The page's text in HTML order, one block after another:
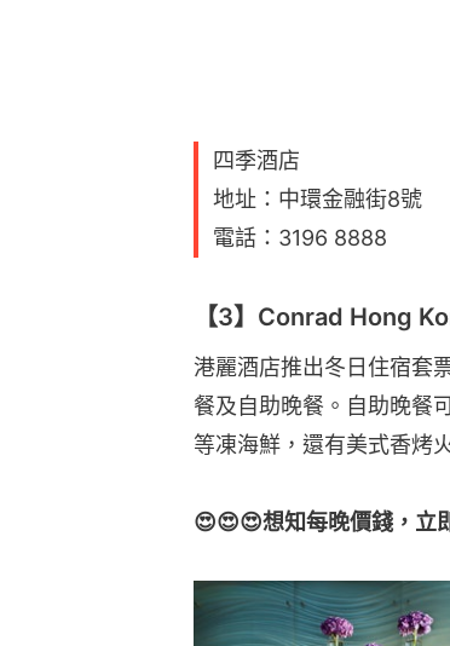
四季酒店
地址：中環金融街8號
電話：3196 8888
【3】Conrad Hong
港麗酒店推出冬日住宿套
餐及自助晚餐。自助晚餐
等凍海鮮，還有美式香烤
😍😍😍想知每晚價錢，立